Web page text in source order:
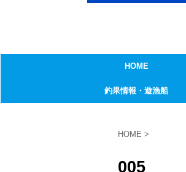
HOME
釣果情報・遊漁船
HOME >
005